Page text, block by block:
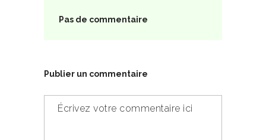
Pas de commentaire
Publier un commentaire